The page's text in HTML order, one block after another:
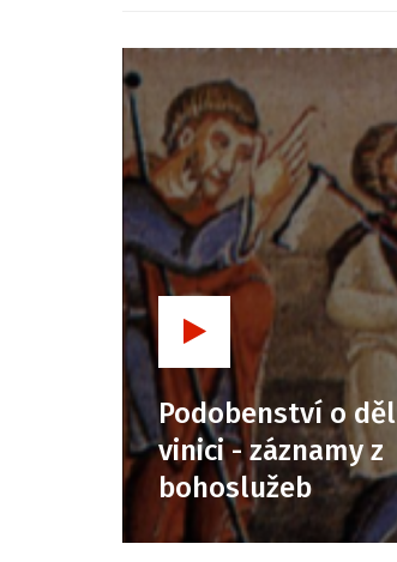
Podobenství o
vinici - záznamy z
bohoslužeb